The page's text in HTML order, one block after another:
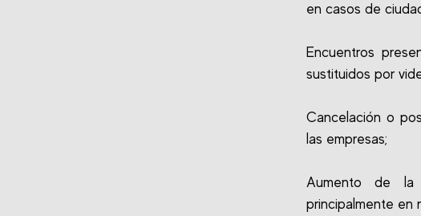
en casos de
Encuentros
sustituidos por
Cancelación o
las empresas;
Aumento de la
principalmente en